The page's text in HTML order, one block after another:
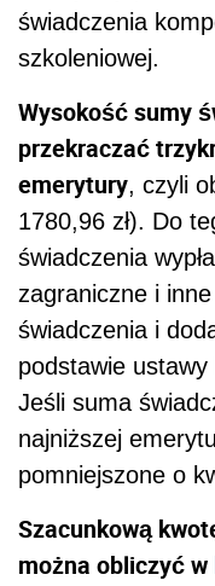
świadczenia
szkoleniowej.
Wysokość sumy
przekraczać
emerytury, czyli
1780,96 zł). Do
świadczenia
zagraniczne i
świadczenia i
podstawie
Jeśli suma
najniższej
pomniejszone o
Szacunkową
można obliczyć w